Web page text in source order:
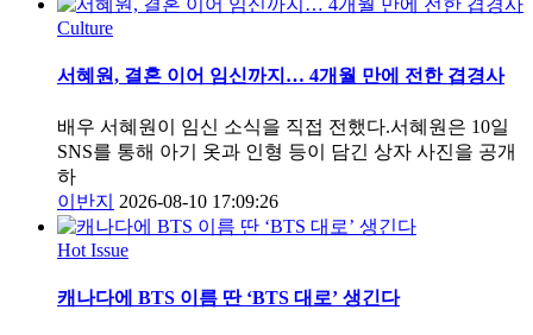
Culture
서혜원, 결혼 이어 임신까지… 4개월 만에 전한 겹경사
배우 서혜원이 임신 소식을 직접 전했다.서혜원은 10일
SNS를 통해 아기 옷과 인형 등이 담긴 상자 사진을 공개
하
이반지
2026-08-10 17:09:26
Hot Issue
캐나다에 BTS 이름 딴 ‘BTS 대로’ 생긴다